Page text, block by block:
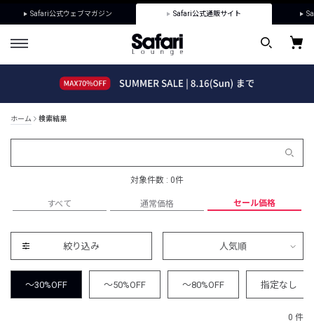
Safari公式ウェブマガジン Safari公式通販サイト
ホーム 検索結果
対象件数 : 0件
すべて 通常価格 セール価格
絞り込み 人気順
～30%OFF ～50%OFF ～80%OFF 指定なし
0 件